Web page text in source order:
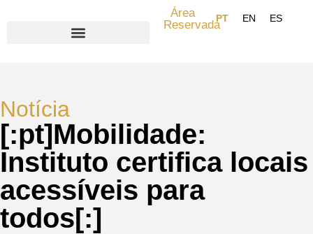
Área
Reservada
Notícia
[:pt]Mobilidade:
Instituto certifica locais
acessíveis para
todos[:]